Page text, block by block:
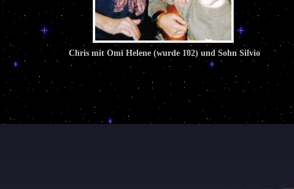
Chris mit Omi Helene (wurde 102) und Sohn Silvio